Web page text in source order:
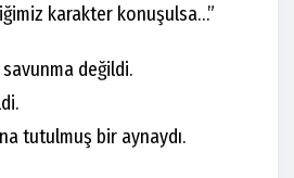
karakter konuşulsa…”
değildi.
tutulmuş bir aynaydı.